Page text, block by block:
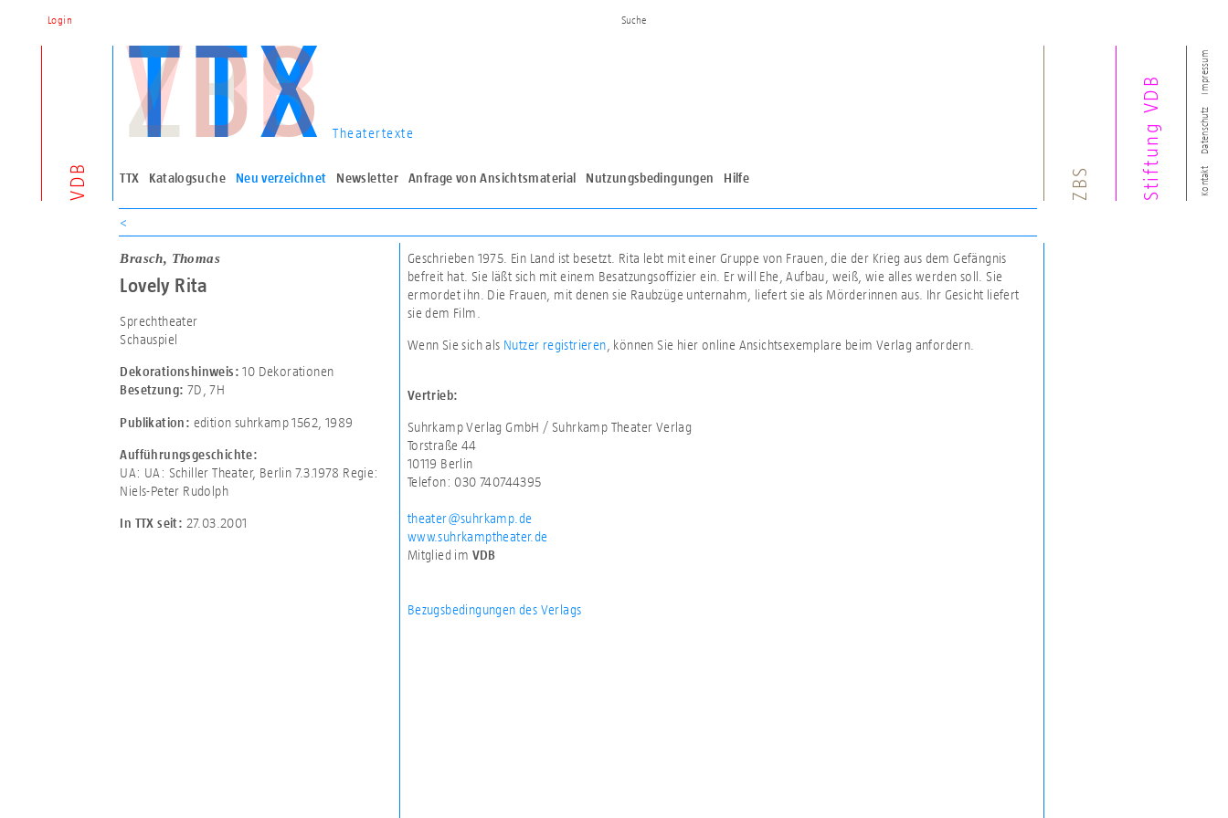
Kontakt
Datenschutz
Impressum
VDB
Theatertexte
TTX Katalogsuche Neu verzeichnet Newsletter Anfrage von Ansichtsmaterial Nutzungsbedingungen Hilfe ZBS Stiftung VDB
Login
<
Brasch, Thomas
Lovely Rita
Sprechtheater
Schauspiel
Dekorationshinweis:10 Dekorationen
Besetzung: 7D ,7H
Publikation: edition suhrkamp 1562, 1989
Aufführungsgeschichte:
UA: UA: Schiller Theater, Berlin 7.3.1978 Regie:
Niels-Peter Rudolph
In TTX seit: 27.03.2001
Geschrieben 1975. Ein Land ist besetzt. Rita lebt mit einer Gruppe von Frauen, die der Krieg aus dem Gefängnis
befreit hat. Sie läßt sich mit einem Besatzungsoffizier ein. Er will Ehe, Aufbau, weiß, wie alles werden soll. Sie
ermordet ihn. Die Frauen, mit denen sie Raubzüge unternahm, liefert sie als Mörderinnen aus. Ihr Gesicht liefert
sie dem Film.
Wenn Sie sich als Nutzer registrieren , können Sie hier online Ansichtsexemplare beim Verlag anfordern.
Vertrieb:
Suhrkamp Verlag GmbH / Suhrkamp Theater Verlag
Torstraße 44
10119 Berlin
Telefon: 030 740744395
theater@suhrkamp.de
www.suhrkamptheater.de
Mitglied im VDB
Bezugsbedingungen des Verlags